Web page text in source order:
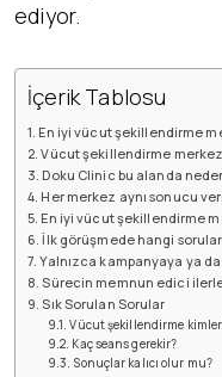
ediyor.
İçerik Tablosu
En iyi vücut şekillendirme
Vücut şekillendirme
Doku Clinic bu alanda
Her merkez aynı sonucu
En iyi vücut şekillendirme
İlk görüşmede hangi sorular
Yalnızca kampanyaya ya
Sürecin memnun edici
Sık Sorulan Sorular
Vücut şekillendirme
Kaç seans gerekir?
Sonuçlar kalıcı olur mu?